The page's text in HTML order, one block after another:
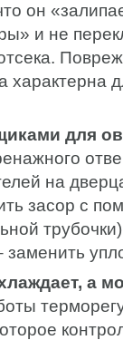
он
и не
для
на
засор с
а